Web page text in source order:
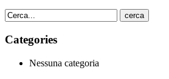
cerca
Categories
Nessuna categoria